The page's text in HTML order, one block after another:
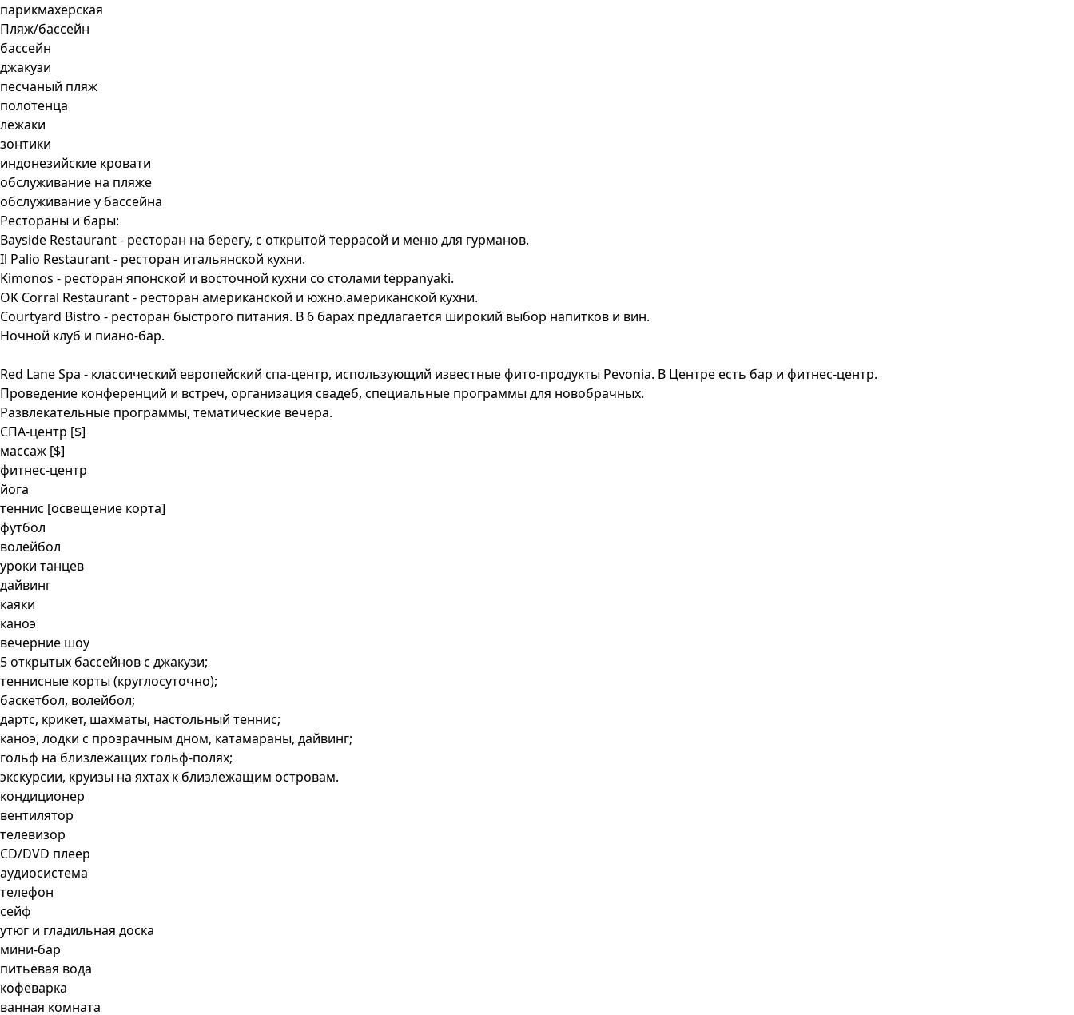
парикмахерская
Пляж/бассейн
бассейн
джакузи
песчаный пляж
полотенца
лежаки
зонтики
индонезийские кровати
обслуживание на пляже
обслуживание у бассейна
Рестораны и бары:
Bayside Restaurant - ресторан на берегу, с открытой террасой и меню для гурманов.
Il Palio Restaurant - ресторан итальянской кухни.
Kimonos - ресторан японской и восточной кухни со столами teppanyaki.
OK Corral Restaurant - ресторан американской и южно.американской кухни.
Courtyard Bistro - ресторан быстрого питания. В 6 барах предлагается широкий выбор напитков и вин.
Ночной клуб и пиано-бар.
Red Lane Spa - классический европейский спа-центр, использующий известные фито-продукты Pevonia. В Центре есть бар и фитнес-центр.
Проведение конференций и встреч, организация свадеб, специальные программы для новобрачных.
Развлекательные программы, тематические вечера.
СПА-центр [$]
массаж [$]
фитнес-центр
йога
теннис [освещение корта]
футбол
волейбол
уроки танцев
дайвинг
каяки
каноэ
вечерние шоу
5 открытых бассейнов с джакузи;
теннисные корты (круглосуточно);
баскетбол, волейбол;
дартс, крикет, шахматы, настольный теннис;
каноэ, лодки с прозрачным дном, катамараны, дайвинг;
гольф на близлежащих гольф-полях;
экскурсии, круизы на яхтах к близлежащим островам.
кондиционер
вентилятор
телевизор
CD/DVD плеер
аудиосистема
телефон
сейф
утюг и гладильная доска
мини-бар
питьевая вода
кофеварка
ванная комната